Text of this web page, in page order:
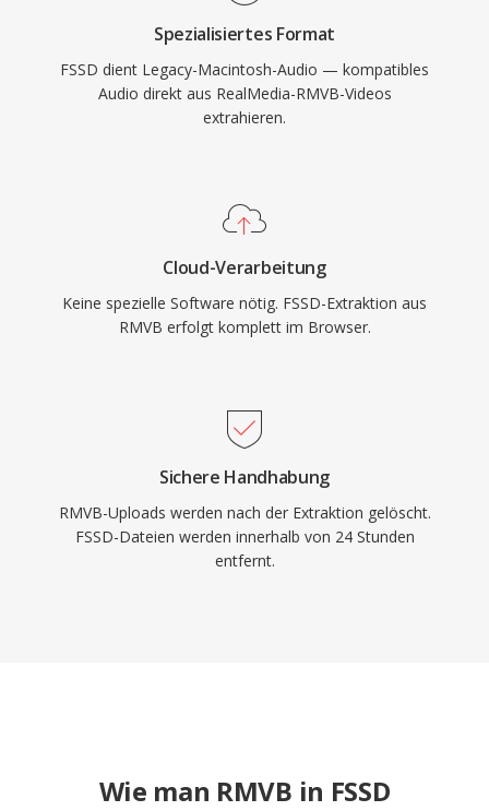
Spezialisiertes Format
FSSD dient Legacy-Macintosh-Audio — kompatibles
Audio direkt aus RealMedia-RMVB-Videos
extrahieren.
Cloud-Verarbeitung
Keine spezielle Software nötig. FSSD-Extraktion aus
RMVB erfolgt komplett im Browser.
Sichere Handhabung
RMVB-Uploads werden nach der Extraktion gelöscht.
FSSD-Dateien werden innerhalb von 24 Stunden
entfernt.
Wie man RMVB in FSSD